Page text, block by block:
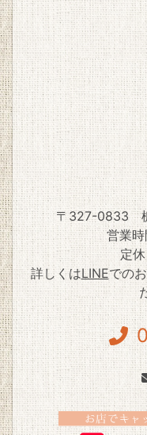
〒327-0833
営業
定
詳しくはLINEでの